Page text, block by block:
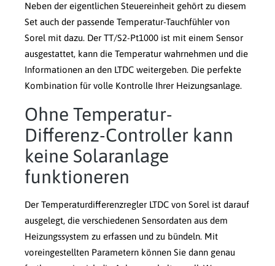
Neben der eigentlichen Steuereinheit gehört zu diesem
Set auch der passende Temperatur-Tauchfühler von
Sorel mit dazu. Der TT/S2-Pt1000 ist mit einem Sensor
ausgestattet, kann die Temperatur wahrnehmen und die
Informationen an den LTDC weitergeben. Die perfekte
Kombination für volle Kontrolle Ihrer Heizungsanlage.
Ohne Temperatur-
Differenz-Controller kann
keine Solaranlage
funktioneren
Der Temperaturdifferenzregler LTDC von Sorel ist darauf
ausgelegt, die verschiedenen Sensordaten aus dem
Heizungssystem zu erfassen und zu bündeln. Mit
voreingestellten Parametern können Sie dann genau